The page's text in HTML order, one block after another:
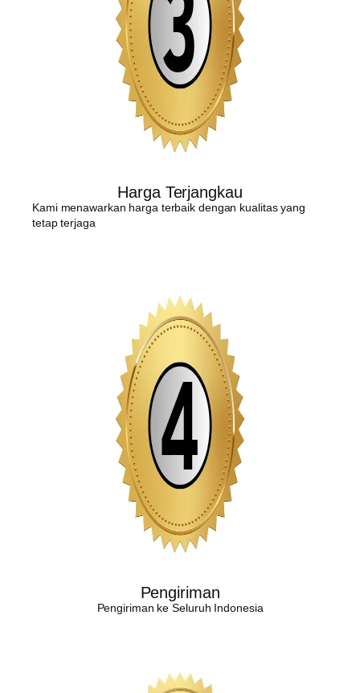
Harga Terjangkau
Kami menawarkan harga terbaik dengan kualitas yang
tetap terjaga
Pengiriman
Pengiriman ke Seluruh Indonesia